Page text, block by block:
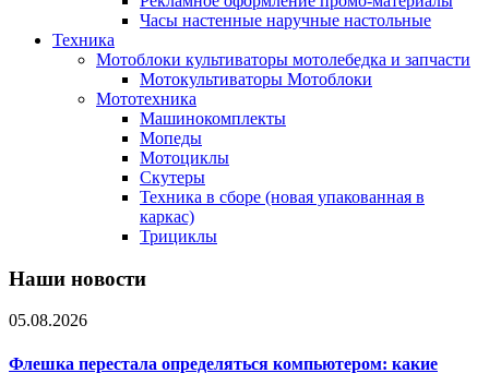
Часы настенные наручные настольные
Техника
Мотоблоки культиваторы мотолебедка и запчасти
Мотокультиваторы Мотоблоки
Мототехника
Машинокомплекты
Мопеды
Мотоциклы
Скутеры
Техника в сборе (новая упакованная в
каркас)
Трициклы
Наши новости
05.08.2026
Флешка перестала определяться компьютером: какие